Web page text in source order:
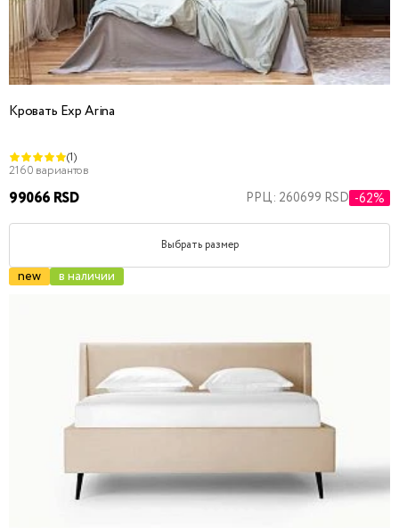
Кровать Exp Arina
(1)
2160 вариантов
99066 RSD РРЦ: 260699 RSD -62%
Выбрать размер
new в наличии